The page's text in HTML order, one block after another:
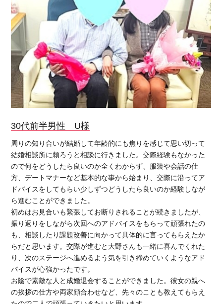
30代前半男性 U様
周りの知り合いが結婚して年齢的にも焦りを感じて思い切って
結婚相談所に頼ろうと相談に行きました。交際経験もなかった
ので何をどうしたら良いのか全くわからず、服装や会話の仕
方、デートマナーなど基本的な事から始まり、交際に沿ってア
ドバイスをしてもらい少しずつどうしたら良いのか経験しなが
ら進むことができました。
初めはお見合いも緊張してお断りされることが続きましたが、
振り返りをしながら次回へのアドバイスをもらって頑張れたの
も、相談したり課題改善に向かって具体的に言ってもらえたか
らだと思います。交際が進むと大野さんも一緒に喜んでくれた
り、次のステージへ進めるよう気を引き締めていくようなアド
バイスが心強かったです。
お陰で素敵な人と成婚退会することができました。彼女の親へ
の挨拶の仕方や両家顔合わせなど、先々のことも教えてもらえ